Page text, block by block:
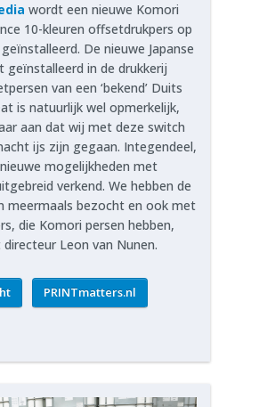
wordt een nieuwe Komori
10-kleuren offsetdrukpers op
De nieuwe Japanse
geïnstalleerd in de drukkerij
van een ‘bekend’ Duits
is natuurlijk wel opmerkelijk,
aan dat wij met deze switch
ijs zijn gegaan. Integendeel,
mogelijkheden met
verkend. We hebben de
meermaals bezocht en ook met
die Komori persen hebben,
directeur Leon van Nunen.
PRINTmatters.nl